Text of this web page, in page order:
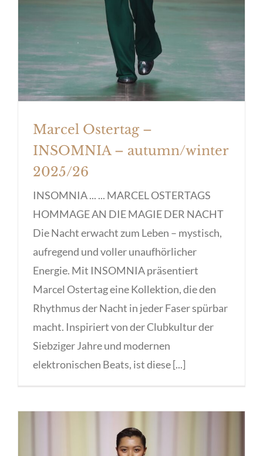
Marcel Ostertag –
INSOMNIA – autumn/winter
2025/26
INSOMNIA ... ... MARCEL OSTERTAGS
HOMMAGE AN DIE MAGIE DER NACHT
Die Nacht erwacht zum Leben – mystisch,
aufregend und voller unaufhörlicher
Energie. Mit INSOMNIA präsentiert
Marcel Ostertag eine Kollektion, die den
Rhythmus der Nacht in jeder Faser spürbar
macht. Inspiriert von der Clubkultur der
Siebziger Jahre und modernen
elektronischen Beats, ist diese [...]